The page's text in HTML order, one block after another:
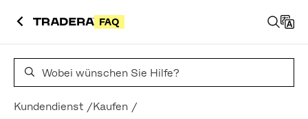
FAQ
Häufig gestellte Fragen zur Suche
Kundendienst Kaufen